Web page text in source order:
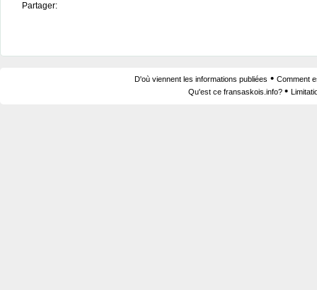
Partager:
D'où viennent les informations publiées • Comment
Qu'est ce fransaskois.info? •